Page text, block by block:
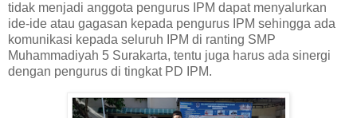
tidak menjadi anggota pengurus IPM dapat menyalurkan
ide-ide atau gagasan kepada pengurus IPM sehingga ada
komunikasi kepada seluruh IPM di ranting SMP
Muhammadiyah 5 Surakarta, tentu juga harus ada sinergi
dengan pengurus di tingkat PD IPM.